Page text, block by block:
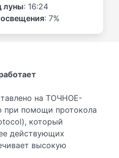
луны: 16:24
: 7%
на ТОЧНОЕ-
при помощи протокола
который
действующих
высокую